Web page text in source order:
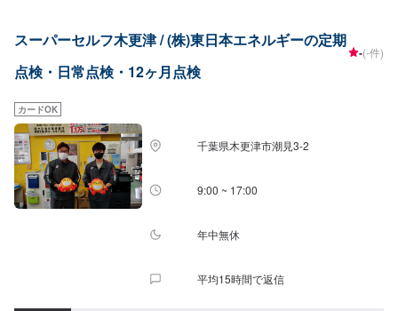
スーパーセルフ木更津 / (株)東日本エネルギーの定期
点検・日常点検・12ヶ月点検
-(-件)
カードOK
千葉県木更津市潮見3-2
9:00 ~ 17:00
年中無休
平均15時間で返信